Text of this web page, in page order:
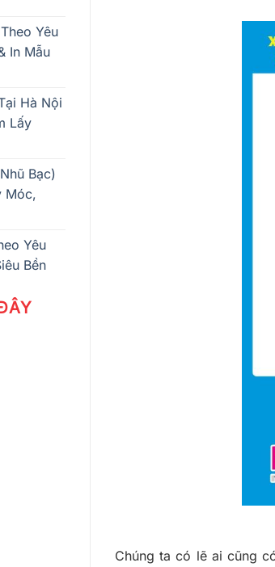
Yêu
In Mẫu
Hà Nội
Lấy
Bạc)
Móc,
Yêu
Bền
Chúng ta có lẽ ai cũng